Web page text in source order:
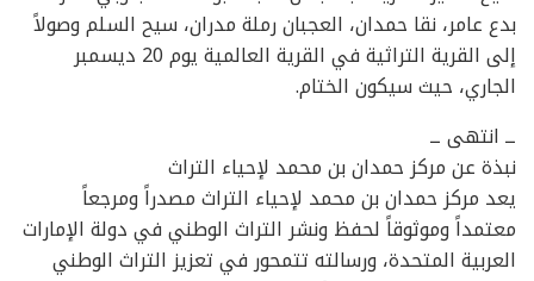
بدع عامر، نقا حمدان، العجبان رملة مدران، سيح السلم وصولاً
إلى القرية التراثية في القرية العالمية يوم 20 ديسمبر
الجاري، حيث سيكون الختام.
ــ انتهى ــ
نبذة عن مركز حمدان بن محمد لإحياء التراث
يعد مركز حمدان بن محمد لإحياء التراث مصدراً ومرجعاً
معتمداً وموثوقاً لحفظ ونشر التراث الوطني في دولة الإمارات
العربية المتحدة، ورسالته تتمحور في تعزيز التراث الوطني